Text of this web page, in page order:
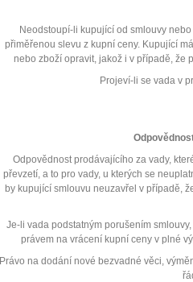
Neodstoupí-li kupující od smlouvy
přiměřenou slevu z kupní ceny. Kupující
nebo zboží opravit, jakož i v případě, že
Projeví-li se vada v
Odpovědnost prodávajícího za vady,
převzetí, a to pro vady, u kterých se
by kupující smlouvu neuzavřel v případě,
Je-li vada podstatným porušením
právem na vrácení kupní ceny v plné
Právo na dodání nové bezvadné věci,